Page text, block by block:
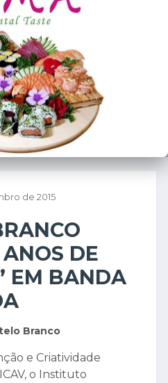
de 2015
DE
EM BANDA
Branco
e Criatividade
o Instituto